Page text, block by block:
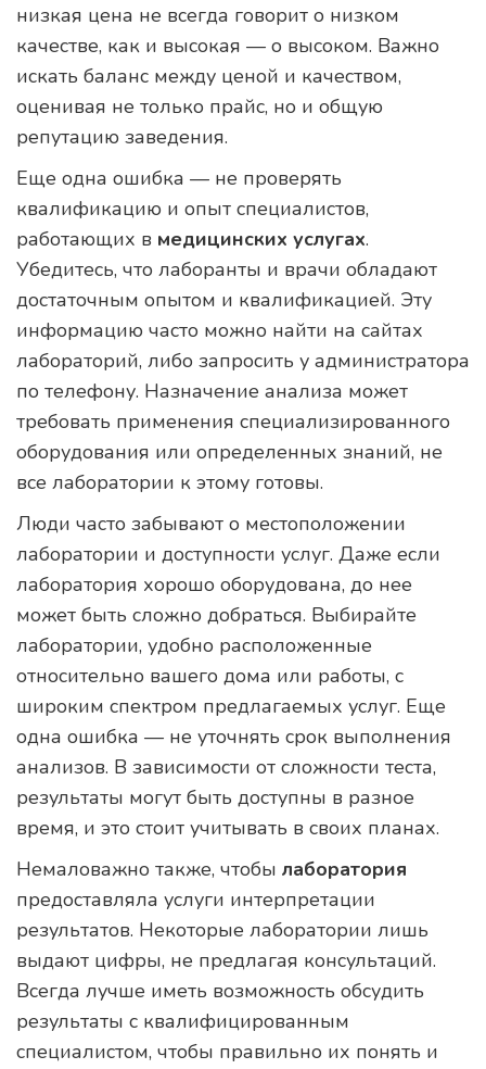
низкая цена не всегда говорит о низком
качестве, как и высокая — о высоком. Важно
искать баланс между ценой и качеством,
оценивая не только прайс, но и общую
репутацию заведения.
Еще одна ошибка — не проверять
квалификацию и опыт специалистов,
работающих в медицинских услугах.
Убедитесь, что лаборанты и врачи обладают
достаточным опытом и квалификацией. Эту
информацию часто можно найти на сайтах
лабораторий, либо запросить у администратора
по телефону. Назначение анализа может
требовать применения специализированного
оборудования или определенных знаний, не
все лаборатории к этому готовы.
Люди часто забывают о местоположении
лаборатории и доступности услуг. Даже если
лаборатория хорошо оборудована, до нее
может быть сложно добраться. Выбирайте
лаборатории, удобно расположенные
относительно вашего дома или работы, с
широким спектром предлагаемых услуг. Еще
одна ошибка — не уточнять срок выполнения
анализов. В зависимости от сложности теста,
результаты могут быть доступны в разное
время, и это стоит учитывать в своих планах.
Немаловажно также, чтобы лаборатория
предоставляла услуги интерпретации
результатов. Некоторые лаборатории лишь
выдают цифры, не предлагая консультаций.
Всегда лучше иметь возможность обсудить
результаты с квалифицированным
специалистом, чтобы правильно их понять и